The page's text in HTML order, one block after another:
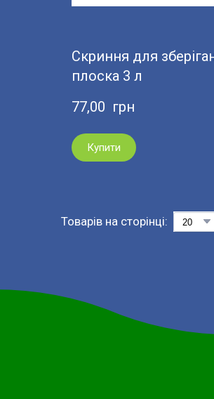
Скриння для
плоска 3 л
77,00  грн
Купити
Товарів на сторінці: